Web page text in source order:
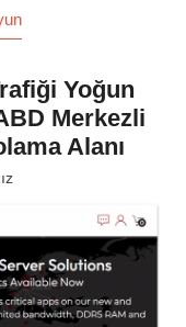
Yoğun
Merkezli
Alanı